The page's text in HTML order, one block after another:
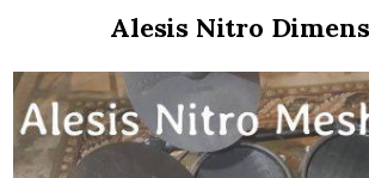
Alesis Nitro